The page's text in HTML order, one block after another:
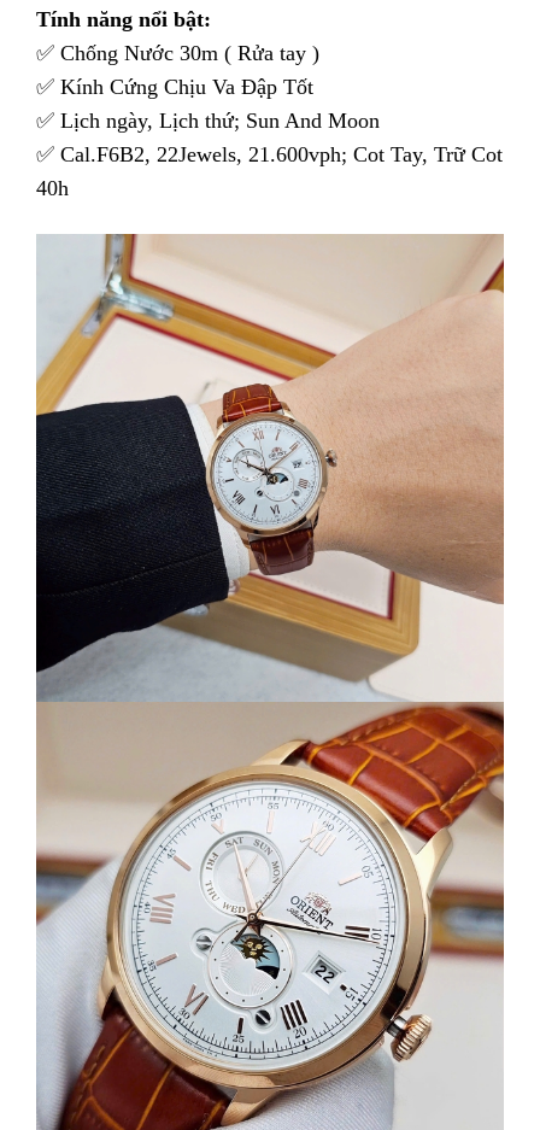
Tính năng nổi bật:
✅ Chống Nước 30m ( Rửa tay )
✅ Kính Cứng Chịu Va Đập Tốt
✅ Lịch ngày, Lịch thứ; Sun And Moon
✅ Cal.F6B2, 22Jewels, 21.600vph; Cot Tay, Trữ Cot
40h